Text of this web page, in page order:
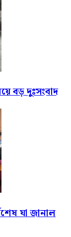
বড় দুঃসংবাদ
যা জানাল